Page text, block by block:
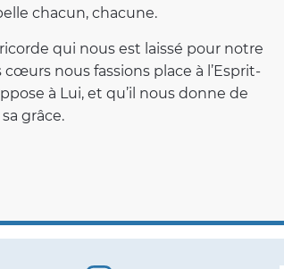
chacun, chacune.
qui nous est laissé pour notre
nous fassions place à l’Esprit-
à Lui, et qu’il nous donne de
grâce.